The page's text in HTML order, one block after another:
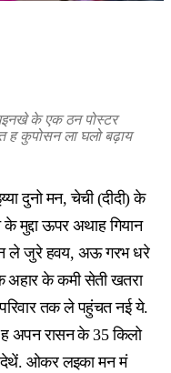
के एक ठन पोस्टर
ह कुपोसन ला घलो बढ़ाय
दुनो मन, चेची (दीदी) के
मुद्दा ऊपर अथाह गियान
ले जुरे हवय, अऊ गरभ धरे
अहार के कमी सेती खतरा
तक ले पहुंचत नई ये.
अपन रासन के 35 किलो
देथें. ओकर लइका मन मं